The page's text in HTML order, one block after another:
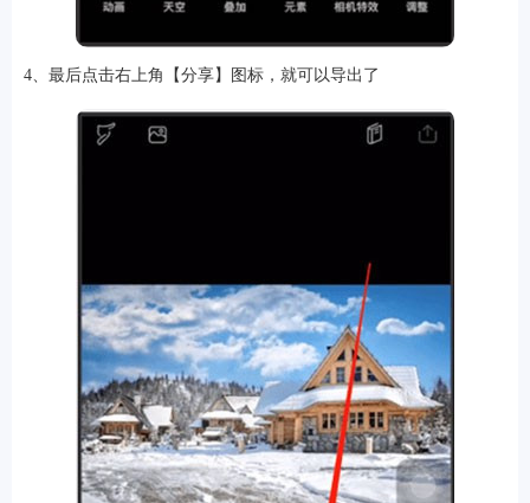
4、最后点击右上角【分享】图标，就可以导出了